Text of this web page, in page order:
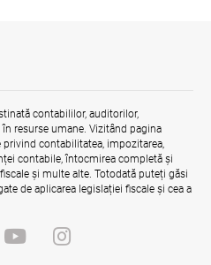
publice și a
fiscale pentru aderarea la
Serviciul Fiscal de Stat
contabililor, auditorilor,
resurse umane. Vizitând pagina
contabilitatea, impozitarea,
contabile, întocmirea completă și
și multe alte. Totodată puteți găsi
de aplicarea legislației fiscale și cea a